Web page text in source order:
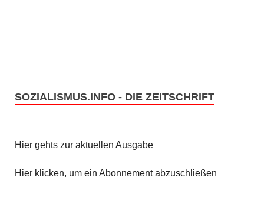
SOZIALISMUS.INFO - DIE ZEITSCHRIFT
Hier gehts zur aktuellen Ausgabe
Hier klicken, um ein Abonnement abzuschließen